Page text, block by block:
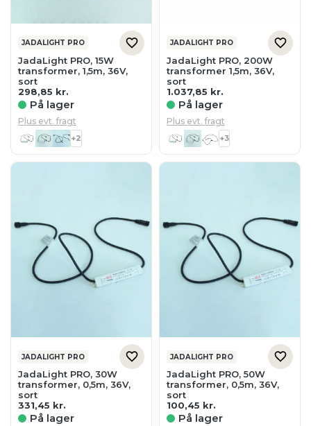
JADALIGHT PRO
JadaLight PRO, 15W
transformer, 1,5m, 36V,
sort
298,85 kr.
På lager
Plus evt. fragt
+2
JADALIGHT PRO
JadaLight PRO, 200W
transformer 1,5m, 36V,
sort
1.037,85 kr.
På lager
Plus evt. fragt
+3
JADALIGHT PRO
JadaLight PRO, 30W
transformer, 0,5m, 36V,
sort
331,45 kr.
På lager
JADALIGHT PRO
JadaLight PRO, 50W
transformer, 0,5m, 36V,
sort
100,45 kr.
På lager